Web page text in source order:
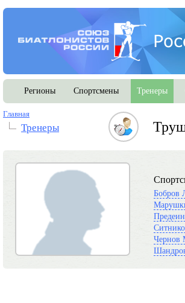
Регионы Спортсмены Тренеры
Главная
Тренеры
Бобров
Чернов